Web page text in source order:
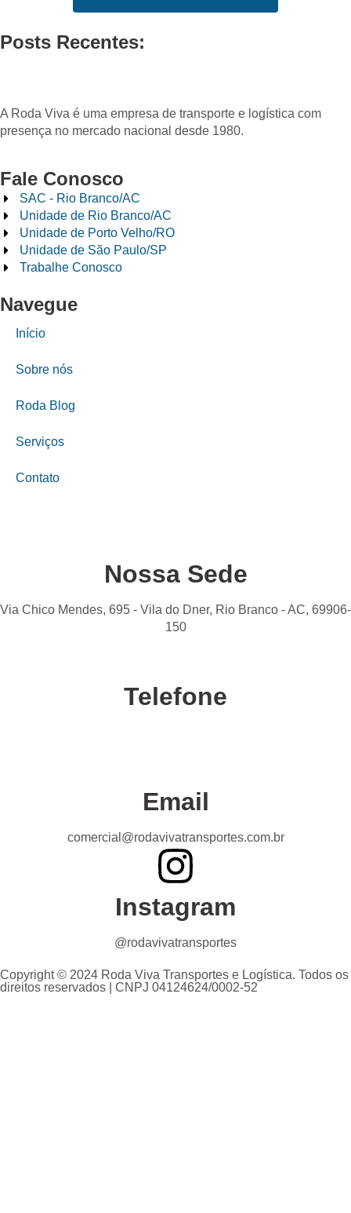
Posts Recentes:
A Roda Viva é uma empresa de transporte e logística com
presença no mercado nacional desde 1980.
Fale Conosco
SAC - Rio Branco/AC
Unidade de Rio Branco/AC
Unidade de Porto Velho/RO
Unidade de São Paulo/SP
Trabalhe Conosco
Navegue
Início
Sobre nós
Roda Blog
Serviços
Contato
Nossa Sede
Via Chico Mendes, 695 - Vila do Dner, Rio Branco - AC, 69906-
150
Telefone
Email
comercial@rodavivatransportes.com.br
Instagram
@rodavivatransportes
Copyright © 2024 Roda Viva Transportes e Logística. Todos os
direitos reservados | CNPJ 04124624/0002-52